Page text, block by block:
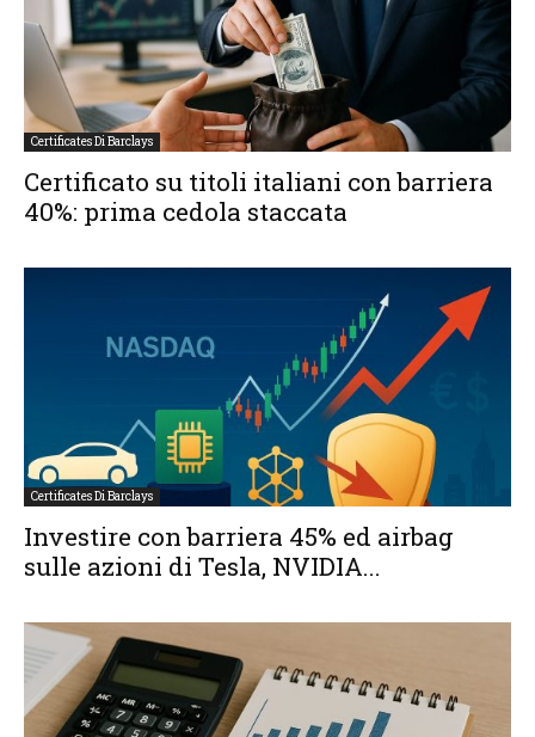
Certificates Di Barclays
Certificato su titoli italiani con barriera
40%: prima cedola staccata
Certificates Di Barclays
Investire con barriera 45% ed airbag
sulle azioni di Tesla, NVIDIA...